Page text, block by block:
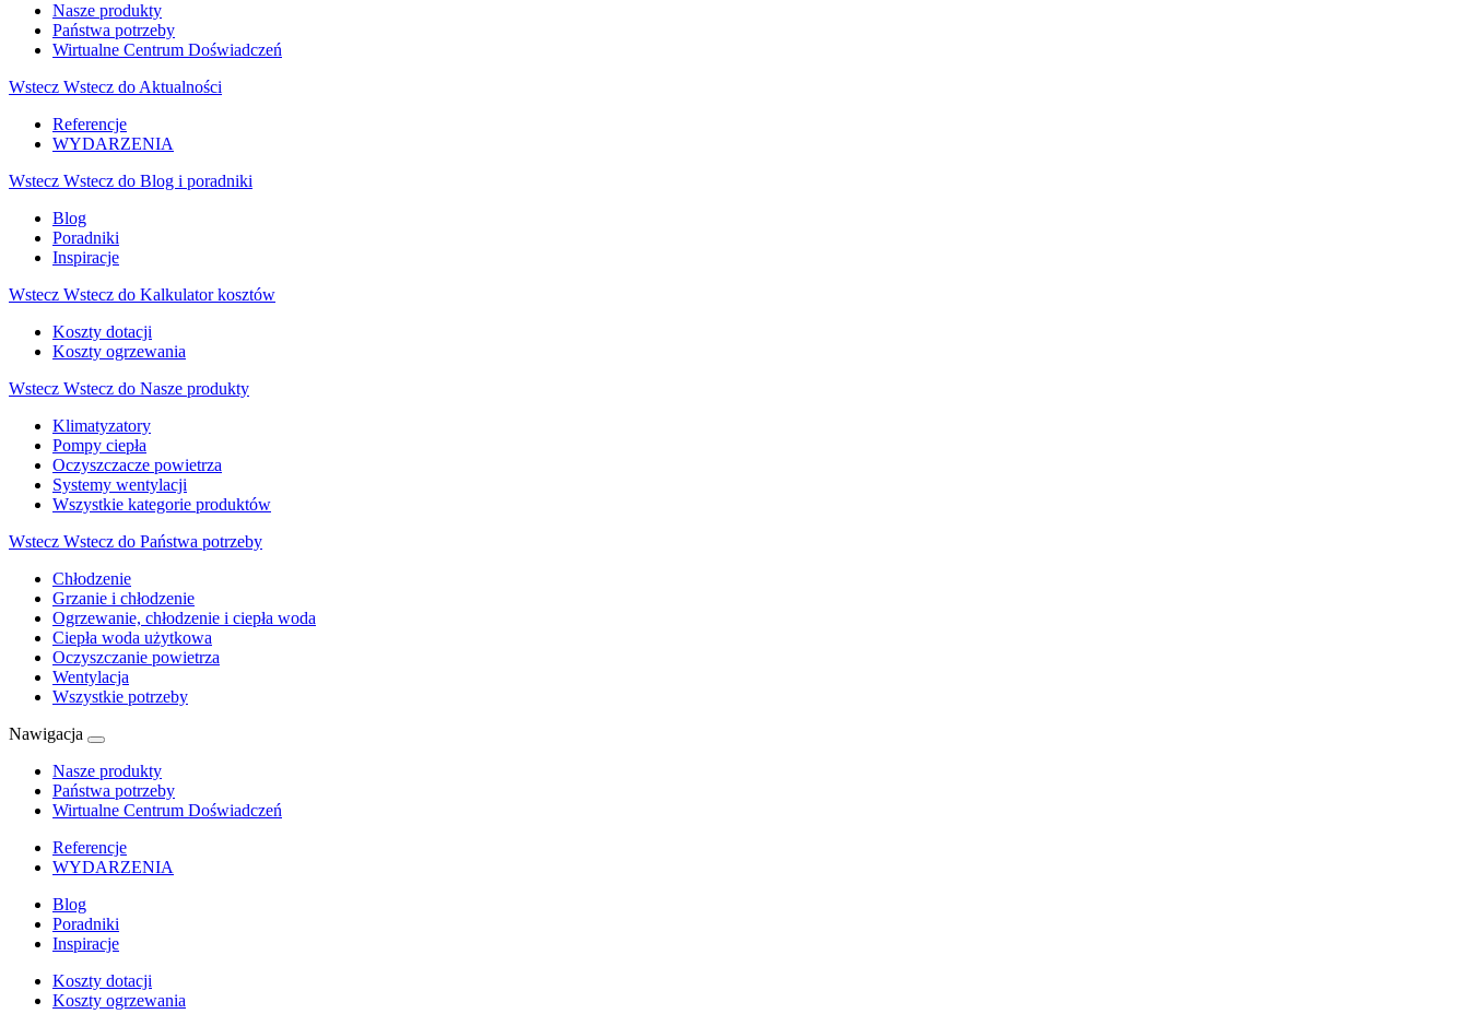
Nasze produkty
Państwa potrzeby
Wirtualne Centrum Doświadczeń
Wstecz Wstecz do Aktualności
Referencje
WYDARZENIA
Wstecz Wstecz do Blog i poradniki
Blog
Poradniki
Inspiracje
Wstecz Wstecz do Kalkulator kosztów
Koszty dotacji
Koszty ogrzewania
Wstecz Wstecz do Nasze produkty
Klimatyzatory
Pompy ciepła
Oczyszczacze powietrza
Systemy wentylacji
Wszystkie kategorie produktów
Wstecz Wstecz do Państwa potrzeby
Chłodzenie
Grzanie i chłodzenie
Ogrzewanie, chłodzenie i ciepła woda
Ciepła woda użytkowa
Oczyszczanie powietrza
Wentylacja
Wszystkie potrzeby
Nawigacja
Nasze produkty
Państwa potrzeby
Wirtualne Centrum Doświadczeń
Referencje
WYDARZENIA
Blog
Poradniki
Inspiracje
Koszty dotacji
Koszty ogrzewania